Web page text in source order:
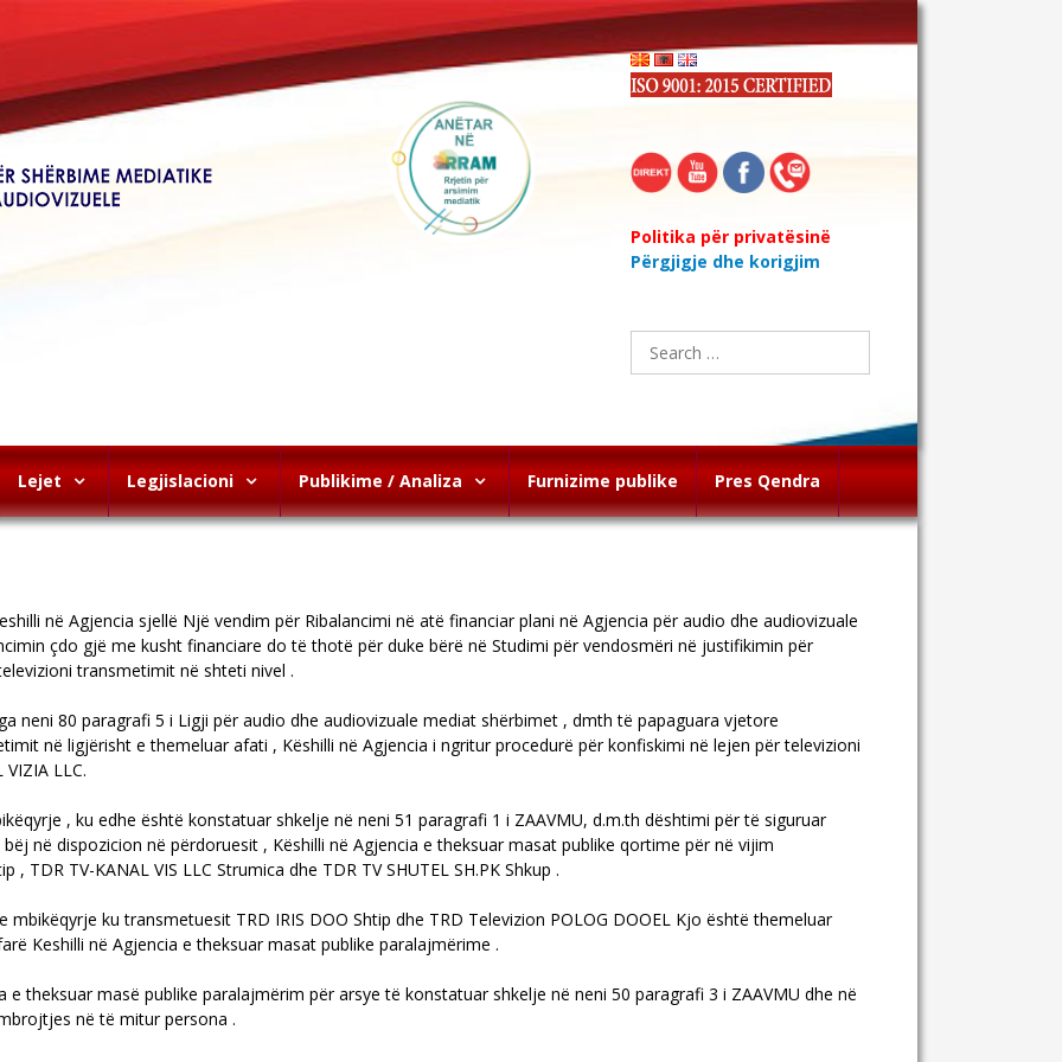
Politika për privatësinë
Përgjigje dhe korigjim
Search
for:
Lejet Legjislacioni Publikime / Analiza Furnizime publike Pres Qendra
në Agjencia sjellë Një vendim për Ribalancimi në atë financiar plani në Agjencia për audio dhe audiovizuale
çdo gjë me kusht financiare do të thotë për duke bërë në Studimi për vendosmëri në justifikimin për
transmetimit në shteti nivel .
neni 80 paragrafi 5 i Ligji për audio dhe audiovizuale mediat shërbimet , dmth të papaguara vjetore
në ligjërisht e themeluar afati , Këshilli në Agjencia i ngritur procedurë për konfiskimi në lejen për televizioni
LLC.
, ku edhe është konstatuar shkelje në neni 51 paragrafi 1 i ZAAVMU, d.m.th dështimi për të siguruar
në dispozicion në përdoruesit , Këshilli në Agjencia e theksuar masat publike qortime për në vijim
, TDR TV-KANAL VIS LLC Strumica dhe TDR TV SHUTEL SH.PK Shkup .
ku transmetuesit TRD IRIS DOO Shtip dhe TRD Televizion POLOG DOOEL Kjo është themeluar
Keshilli në Agjencia e theksuar masat publike paralajmërime .
e theksuar masë publike paralajmërim për arsye të konstatuar shkelje në neni 50 paragrafi 3 i ZAAVMU dhe në
në të mitur persona .